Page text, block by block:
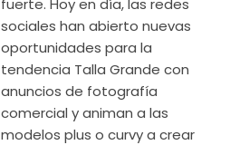
sociales han abierto nuevas
oportunidades para la
tendencia Talla Grande con
anuncios de fotografía
comercial y animan a las
modelos plus o curvy a crear